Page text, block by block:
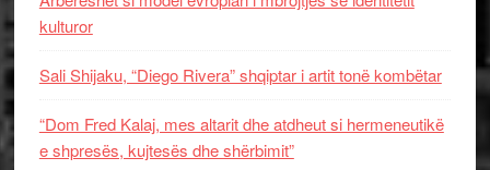
kulturor
Sali Shijaku, “Diego Rivera” shqiptar i artit tonë kombëtar
“Dom Fred Kalaj, mes altarit dhe atdheut si hermeneutikë
e shpresës, kujtesës dhe shërbimit”